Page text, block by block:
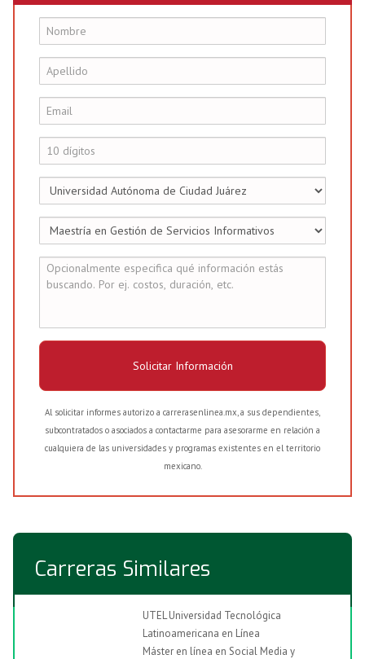
Solicitar Información
Al solicitar informes autorizo a carrerasenlinea.mx, a sus dependientes,
subcontratados o asociados a contactarme para asesorarme en relación a
cualquiera de las universidades y programas existentes en el territorio
mexicano.
Carreras Similares
UTEL Universidad Tecnológica
Latinoamericana en Línea
Máster en línea en Social Media y